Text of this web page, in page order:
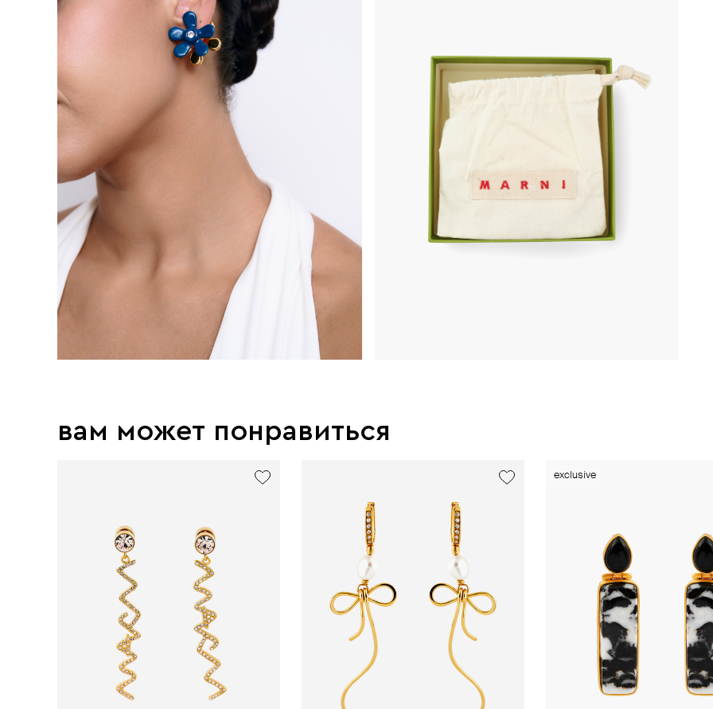
вам может понравиться
exclusive